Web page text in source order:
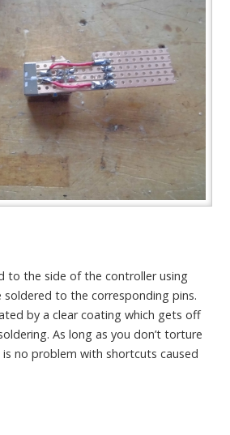
to the side of the controller using
to the corresponding pins.
by a clear coating which gets off
As long as you don’t torture
no problem with shortcuts caused